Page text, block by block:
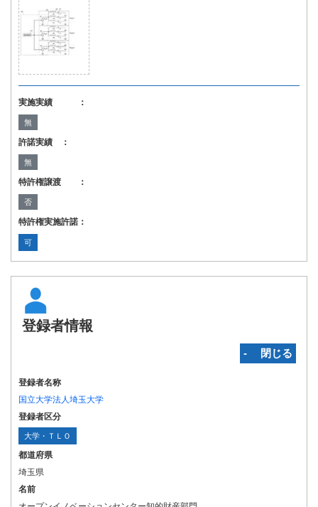
実施実績 ：
無
許諾実績 ：
無
特許権譲渡 ：
否
特許権実施許諾：
可
登録者情報
‐ 閉じる
登録者名称
国立大学法人埼玉大学
登録者区分
大学・ＴＬＯ
都道府県
埼玉県
名前